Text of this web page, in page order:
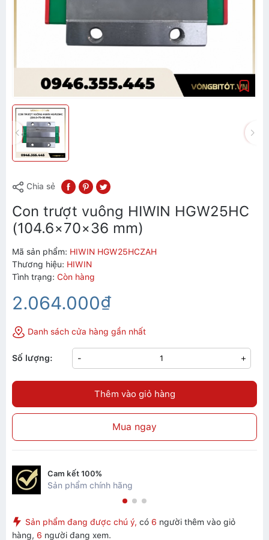
Chia sẻ
Con trượt vuông HIWIN HGW25HC
(104.6×70×36 mm)
Mã sản phẩm: HIWIN HGW25HCZAH
Thương hiệu: HIWIN
Tình trạng: Còn hàng
2.064.000₫
Danh sách cửa hàng gần nhất
Số lượng: - +
Thêm vào giỏ hàng
Mua ngay
Cam kết 100%
Sản phẩm chính hãng
Sản phẩm đang được chú ý, có 6 người thêm vào giỏ
hàng, 6 người đang xem.